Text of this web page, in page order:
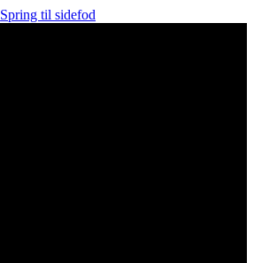
Spring til sidefod